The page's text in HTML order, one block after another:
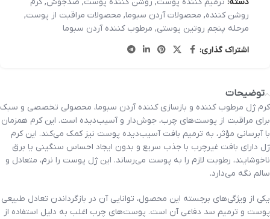
روشن کننده, محصولات آردن سبوما, محصولات مراقبت از پوست,
مرحله پنجم روتین پوستی, مرطوب کننده آردن سبوما
اشتراک گذاری:
توضیحات
کرم ژل مرطوب کننده و بازسازی کننده آردن سبوما، محصولی تخصصی و سبک
برای مراقبت از پوست‌های چرب، جوش‌دار و آسیب‌دیده است. این کرم همزمان
با آبرسانی مؤثر، به ترمیم بافت آسیب‌دیده پوست نیز کمک می‌کند. این کرم
ژل دارای بافت غیرچرب با جذب سریع و بدون ایجاد احساس سنگینی یا برق
ناخوشایند، رطوبت لازم را به پوست می‌رساند. این ژل پوست را نرم، متعادل و
سالم نگه می‌دارد.
یکی از ویژگی‌های برجسته این محصول، توانایی آن در بازگرداندن تعادل طبیعی
پوست و ترمیم سد دفاعی آن است. پوست‌های چرب اغلب به دلیل استفاده از